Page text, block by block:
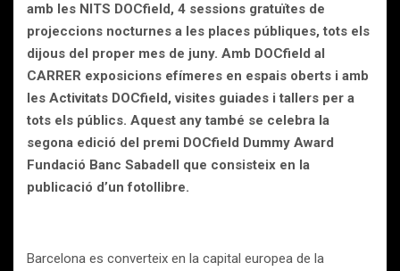
amb les NITS DOCfield, 4 sessions gratuïtes de
projeccions nocturnes a les places públiques, tots els
dijous del proper mes de juny. Amb DOCfield al
CARRER exposicions efímeres en espais oberts i amb
les Activitats DOCfield, visites guiades i tallers per a
tots els públics. Aquest any també se celebra la
segona edició del premi DOCfield Dummy Award
Fundació Banc Sabadell que consisteix en la
publicació d’un fotollibre.
Barcelona es converteix en la capital europea de la